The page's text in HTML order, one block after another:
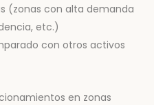
(zonas con alta demanda
etc.)
con otros activos
en zonas